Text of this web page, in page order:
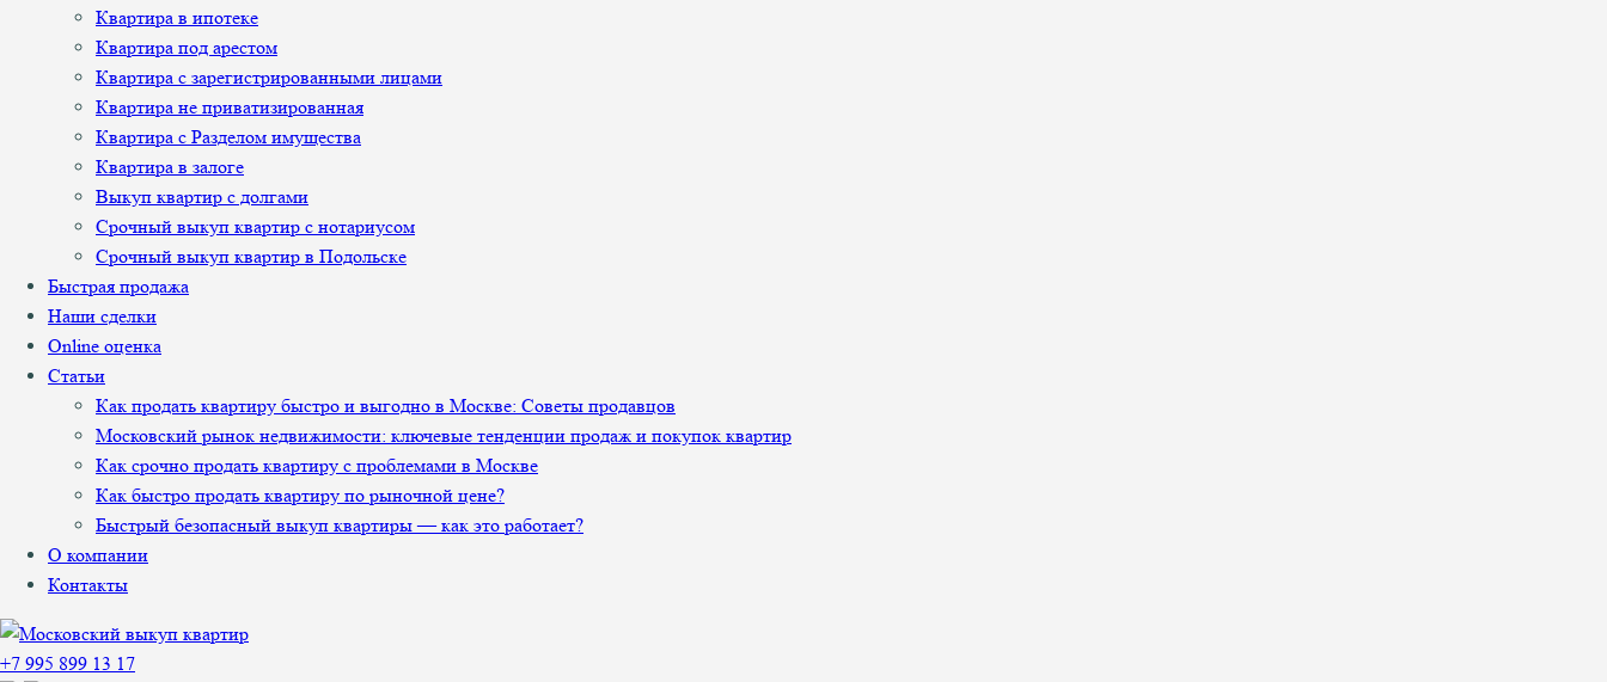
Квартира в ипотеке
Квартира под арестом
Квартира с зарегистрированными лицами
Квартира не приватизированная
Квартира с Разделом имущества
Квартира в залоге
Выкуп квартир с долгами
Срочный выкуп квартир с нотариусом
Срочный выкуп квартир в Подольске
Быстрая продажа
Наши сделки
Online оценка
Статьи
Как продать квартиру быстро и выгодно в Москве: Советы продавцов
Московский рынок недвижимости: ключевые тенденции продаж и покупок квартир
Как срочно продать квартиру с проблемами в Москве
Как быстро продать квартиру по рыночной цене?
Быстрый безопасный выкуп квартиры — как это работает?
О компании
Контакты
+7 995 899 13 17